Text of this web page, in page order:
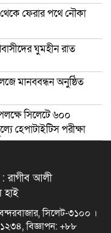
থেকে ফেরার পথে নৌকা
ঘুমহীন রাত
মানববন্ধন অনুষ্ঠিত
সিলেটে ৬০০
হেপাটাইটিস পরীক্ষা
রাগীব আলী
সিলেট-৩১০০ ।
বিজ্ঞাপন: +৮৮